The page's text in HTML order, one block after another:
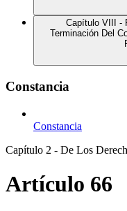
Capítulo VIII -
Terminación Del
Constancia
Constancia
Capítulo 2 - De Los
Artículo 66